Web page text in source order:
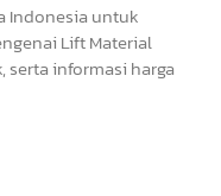
Indonesia untuk
Lift Material
serta informasi harga